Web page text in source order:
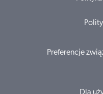
Preferencje
Dla